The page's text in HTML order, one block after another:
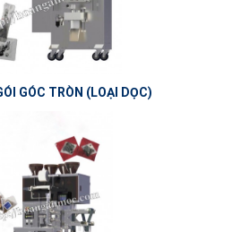
GÓC TRÒN (LOẠI DỌC)